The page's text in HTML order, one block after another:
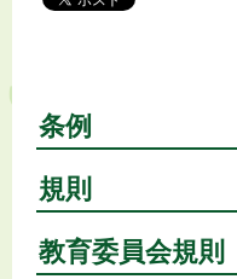
条例
規則
教育委員会規則